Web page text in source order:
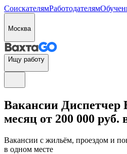
СоискателямРаботодателям
Москва
Ищу работу
Вакансии Диспетчер
месяц от 200 000 руб.
Вакансии с жильём, проездом и
в одном месте